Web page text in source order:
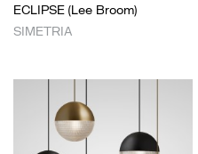
ECLIPSE (Lee Broom)
SIMETRIA